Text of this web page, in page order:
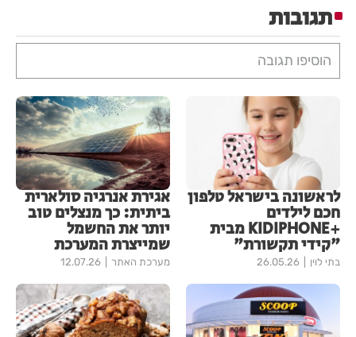
תגובות
הוסיפו תגובה
לראשונה בישראל טלפון
חכם לילדים
+KIDIPHONE מבית
"קידי תקשורת"
בתי לוין 26.05.26
אגירת אנרגיה סולארית
ביתית: כך מנצלים טוב
יותר את החשמל
שמייצרת המערכת
מערכת האתר 12.07.26